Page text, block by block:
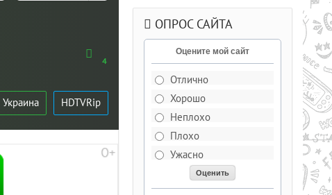
4
HDTVRip
УкраинаРейтинг
5.0/из 5
ОПРОС САЙТА
Оцените мой сайт
Отлично
Хорошо
Неплохо
Плохо
Ужасно